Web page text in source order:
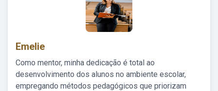
Emelie
Como mentor, minha dedicação é total ao
desenvolvimento dos alunos no ambiente escolar,
empregando métodos pedagógicos que priorizam